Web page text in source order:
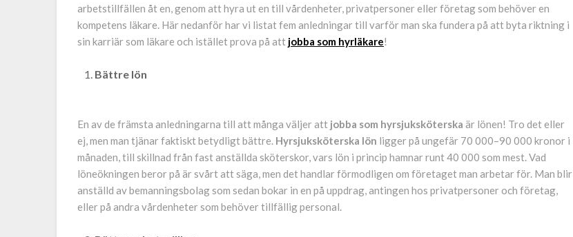
arbetstillfällen åt en, genom att hyra ut en till vårdenheter, privatpersoner eller företag som behöver en
kompetens läkare. Här nedanför har vi listat fem anledningar till varför man ska fundera på att byta riktning i
sin karriär som läkare och istället prova på att jobba som hyrläkare!
Bättre lön
En av de främsta anledningarna till att många väljer att jobba som hyrsjuksköterska är lönen! Tro det eller
ej, men man tjänar faktiskt betydligt bättre. Hyrsjuksköterska lön ligger på ungefär 70 000–90 000 kronor i
månaden, till skillnad från fast anställda sköterskor, vars lön i princip hamnar runt 40 000 som mest. Vad
löneökningen beror på är svårt att säga, men det handlar förmodligen om företaget man arbetar för. Man blir
anställd av bemanningsbolag som sedan bokar in en på uppdrag, antingen hos privatpersoner och företag,
eller på andra vårdenheter som behöver tillfällig personal.